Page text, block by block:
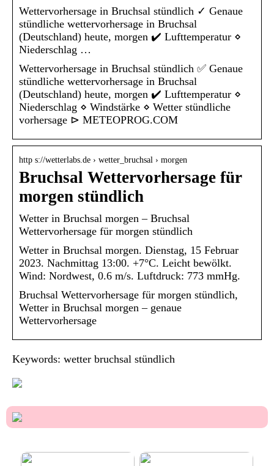
Wettervorhersage in Bruchsal stündlich ✓ Genaue
stündliche wettervorhersage in Bruchsal
(Deutschland) heute, morgen ✔️ Lufttemperatur ⋄
Niederschlag …
Wettervorhersage in Bruchsal stündlich ✅ Genaue
stündliche wettervorhersage in Bruchsal
(Deutschland) heute, morgen ✔️ Lufttemperatur ⋄
Niederschlag ⋄ Windstärke ⋄ Wetter stündliche
vorhersage ⊳ METEOPROG.COM
http s://wetterlabs.de › wetter_bruchsal › morgen
Bruchsal Wettervorhersage für
morgen stündlich
Wetter in Bruchsal morgen – Bruchsal
Wettervorhersage für morgen stündlich
Wetter in Bruchsal morgen. Dienstag, 15 Februar
2023. Nachmittag 13:00. +7°C. Leicht bewölkt.
Wind: Nordwest, 0.6 m/s. Luftdruck: 773 mmHg.
Bruchsal Wettervorhersage für morgen stündlich,
Wetter in Bruchsal morgen – genaue
Wettervorhersage
Keywords: wetter bruchsal stündlich